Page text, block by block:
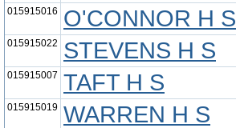
015915016 O'CONNOR H S
015915022 STEVENS H S
015915007 TAFT H S
015915019 WARREN H S